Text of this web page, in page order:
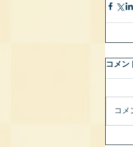
コメン
コメ